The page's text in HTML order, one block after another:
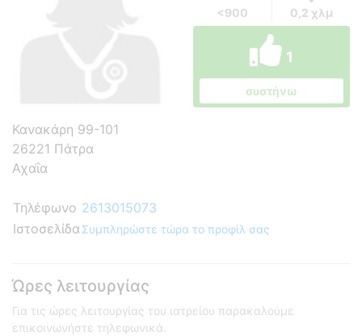
<900 0,2 χλμ
1
συστήνω
Κανακάρη 99-101
26221 Πάτρα
Αχαΐα
Τηλέφωνο 2613015073
Ιστοσελίδα Συμπληρώστε τώρα το προφίλ σας
Ώρες λειτουργίας
Για τις ώρες λειτουργίας του ιατρείου παρακαλούμε
επικοινωνήστε τηλεφωνικά.